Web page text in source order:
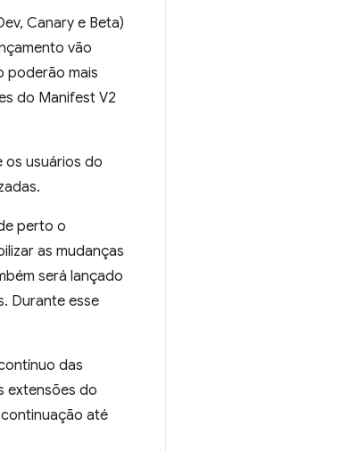
Canary e Beta)
vão
poderão mais
do Manifest V2
os usuários do
perto o
as mudanças
será lançado
Durante esse
das
extensões do
até